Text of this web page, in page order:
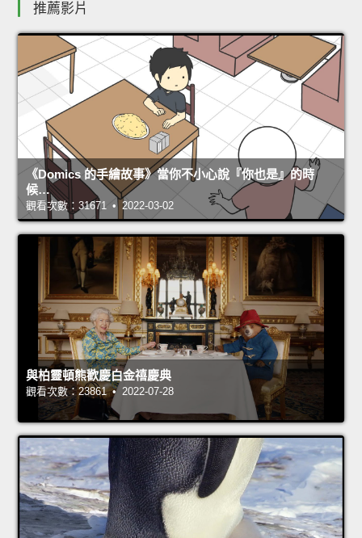
推薦影片
《Domics 的手繪故事》當你不小心說『你也是』的時
候…
觀看次數：31671 • 2022-03-02
與柏靈頓熊歡慶白金禧慶典
觀看次數：23861 • 2022-07-28